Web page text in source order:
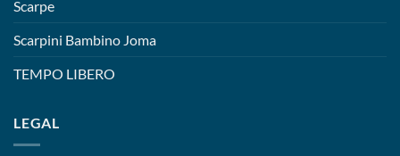
Scarpe
Scarpini Bambino Joma
TEMPO LIBERO
LEGAL